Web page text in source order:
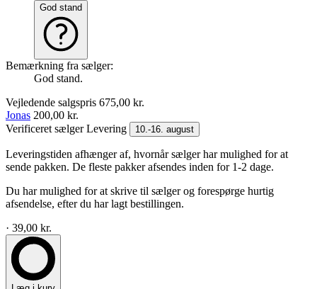
God stand
Bemærkning fra sælger:
God stand.
Vejledende salgspris 675,00 kr.
Jonas 200,00 kr.
Verificeret sælgerLevering 10.-16. august
Leveringstiden afhænger af, hvornår sælger har mulighed for at
sende pakken. De fleste pakker afsendes inden for 1-2 dage.
Du har mulighed for at skrive til sælger og forespørge hurtig
afsendelse, efter du har lagt bestillingen.
· 39,00 kr.